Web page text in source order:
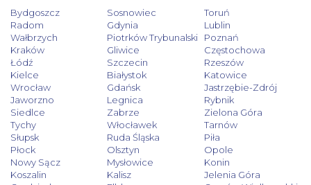
Bydgoszcz Sosnowiec
Toruń
Radom
Gdynia
Lublin
Wałbrzych
Piotrków Trybunalski
Poznań
Kraków
Gliwice
Częstochowa
Łódź
Szczecin
Rzeszów
Kielce
Białystok
Katowice
Wrocław
Gdańsk
Jastrzębie-Zdrój
Jaworzno
Legnica
Rybnik
Siedlce
Zabrze
Zielona Góra
Tychy
Włocławek
Tarnów
Słupsk
Ruda Śląska
Piła
Płock
Olsztyn
Opole
Nowy Sącz
Mysłowice
Konin
Koszalin
Kalisz
Jelenia Góra